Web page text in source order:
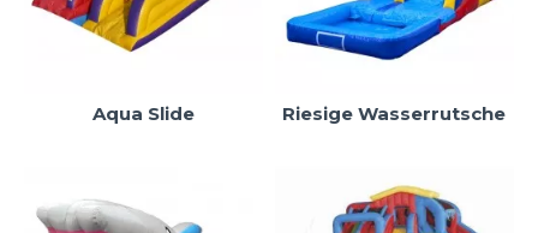
Aqua Slide Riesige Wasserrutsche